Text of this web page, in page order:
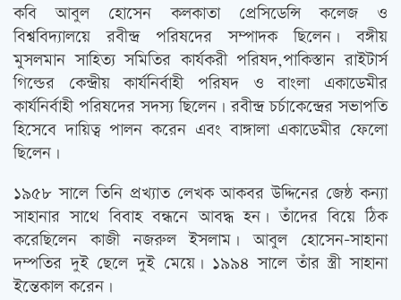
কবি আবুল হোসেন কলকাতা প্রেসিডেন্সি কলেজ ও
বিশ্ববিদ্যালয়ে রবীন্দ্র পরিষদের সম্পাদক ছিলেন। বঙ্গীয়
মুসলমান সাহিত্য সমিতির কার্যকরী পরিষদ,পাকিস্তান রাইটার্স
গিল্ডের কেন্দ্রীয় কার্যনির্বাহী পরিষদ ও বাংলা একাডেমীর
কার্যনির্বাহী পরিষদের সদস্য ছিলেন। রবীন্দ্র চর্চাকেন্দ্রের সভাপতি
হিসেবে দায়িত্ব পালন করেন এবং বাঙ্গালা একাডেমীর ফেলো
ছিলেন।
১৯৫৮ সালে তিনি প্রখ্যাত লেখক আকবর উদ্দিনের জেষ্ঠ কন্যা
সাহানার সাথে বিবাহ বন্ধনে আবদ্ধ হন। তাঁদের বিয়ে ঠিক
করেছিলেন কাজী নজরুল ইসলাম। আবুল হোসেন-সাহানা
দম্পতির দুই ছেলে দুই মেয়ে। ১৯৯৪ সালে তাঁর স্ত্রী সাহানা
ইন্তেকাল করেন।